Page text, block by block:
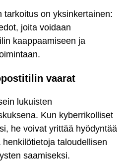
tarkoitus on yksinkertainen:
joita voidaan
kaappaamiseen ja
vaarat
lukuisten
Kun kyberrikolliset
he voivat yrittää hyödyntää
taloudellisen
saamiseksi.